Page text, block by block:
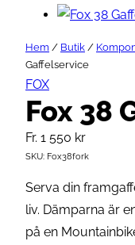
Hem / Butik /
Gaffelservice
FOX
Fox 38
Fr. 1 550 kr
SKU: Fox38fork
Serva din
liv. Dämparna är
på en